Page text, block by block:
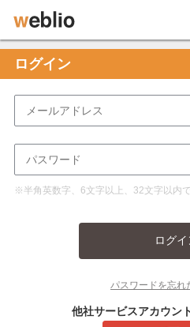
ログイン
※半角英数字、6文字以上、32文字以内
ログイ
パスワードを忘れ
他社サービスアカウン